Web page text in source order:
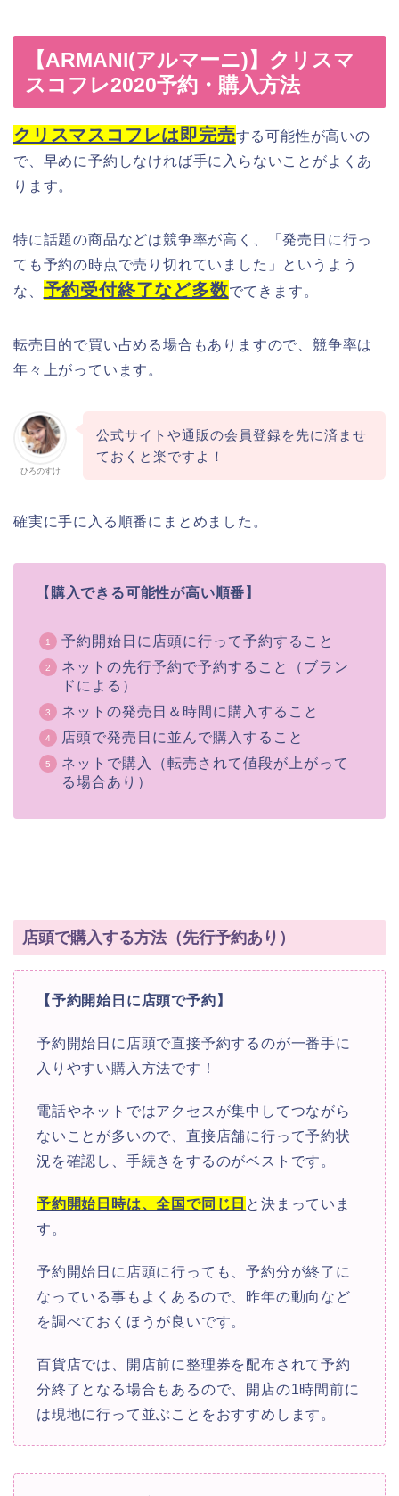
【ARMANI(アルマーニ)】クリスマ
スコフレ2020予約・購入方法
クリスマスコフレは即完売する可能性が高いの
で、早めに予約しなければ手に入らないことがよくあ
ります。
特に話題の商品などは競争率が高く、「発売日に行っ
ても予約の時点で売り切れていました」というよう
な、 予約受付終了など多数でてきます。
転売目的で買い占める場合もありますので、競争率は
年々上がっています。
ひろのすけ
公式サイトや通販の会員登録を先に済ませ
ておくと楽ですよ！
確実に手に入る順番にまとめました。
【購入できる可能性が高い順番】
予約開始日に店頭に行って予約すること
ネットの先行予約で予約すること（ブラン
ドによる）
ネットの発売日＆時間に購入すること
店頭で発売日に並んで購入すること
ネットで購入（転売されて値段が上がって
る場合あり）
店頭で購入する方法（先行予約あり）
【予約開始日に店頭で予約】
予約開始日に店頭で直接予約するのが一番手に
入りやすい購入方法です！
電話やネットではアクセスが集中してつながら
ないことが多いので、直接店舗に行って予約状
況を確認し、手続きをするのがベストです。
予約開始日時は、全国で同じ日 と決まっていま
す。
予約開始日に店頭に行っても、予約分が終了に
なっている事もよくあるので、昨年の動向など
を調べておくほうが良いです。
百貨店では、開店前に整理券を配布されて予約
分終了となる場合もあるので、開店の1時間前に
は現地に行って並ぶことをおすすめします。